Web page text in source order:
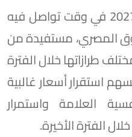
ويأتي طرح موديلات جيتور 2027 في وقت تواصل فيه
المصري، مستفيدة من
طرازاتها خلال الفترة
استقرار أسعار غالبية
العلامة واستمرار
الفترة الأخيرة.